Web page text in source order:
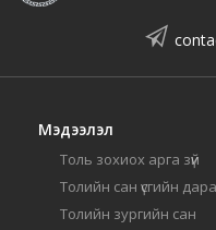
Мэдээлэл
Толь зохиох арга зүй
Толийн сан үсгийн
Толийн зургийн сан